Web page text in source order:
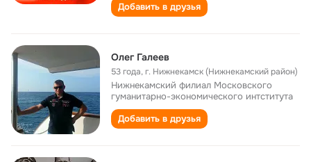
Добавить в друзья
Олег Галеев
53 года,г. Нижнекамск (Нижнекамский район)
Нижнекамский филиал Московского
гуманитарно-экономического интститута
Добавить в друзья